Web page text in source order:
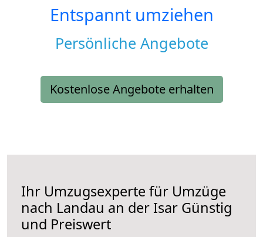
Entspannt umziehen
Persönliche Angebote
Kostenlose Angebote erhalten
Ihr Umzugsexperte für Umzüge
nach Landau an der Isar Günstig
und Preiswert